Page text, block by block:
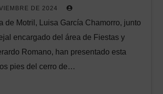
DE 2024
de Motril, Luisa García Chamorro, junto
encargado del área de Fiestas y
Romano, han presentado esta
pies del cerro de…